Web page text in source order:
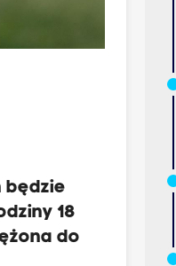
będzie
18
do